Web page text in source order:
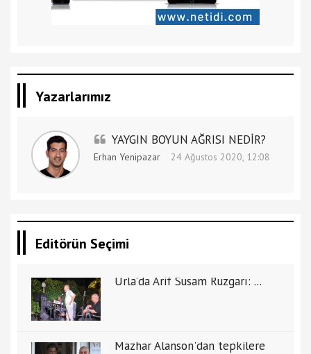
Yazarlarımız
YAYGIN BOYUN AĞRISI NEDİR?
Erhan Yenipazar 24 Ağustos 2020, 12:08
Editörün Seçimi
Urla’da Arif Susam Rüzgarı: ...
Mazhar Alanson'dan tepkilere